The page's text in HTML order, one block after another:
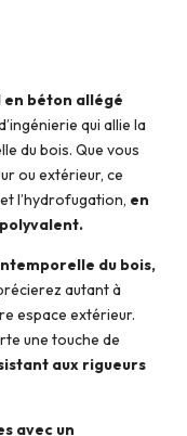
béton allégé
qui allie la
du bois. Que vous
ou extérieur, ce
l’hydrofugation, en
du bois,
autant à
espace extérieur.
une touche de
aux rigueurs
avec un